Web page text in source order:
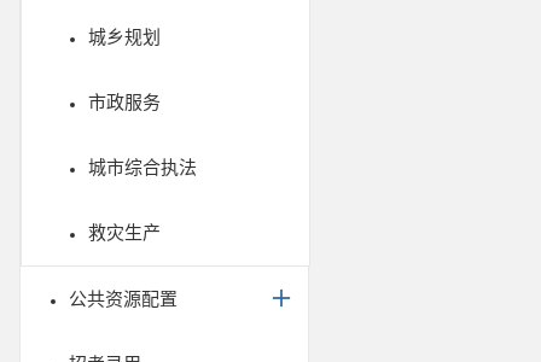
城乡规划
市政服务
城市综合执法
救灾生产
公共资源配置